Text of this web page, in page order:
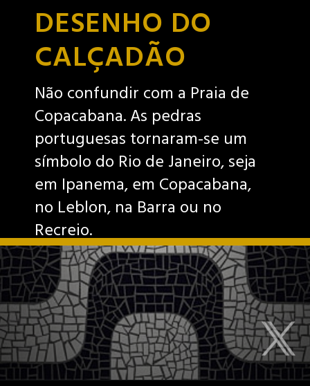
DESENHO DO
CALÇADÃO
Não confundir com a Praia de
Copacabana. As pedras
portuguesas tornaram-se um
símbolo do Rio de Janeiro, seja
em Ipanema, em Copacabana,
no Leblon, na Barra ou no
Recreio.